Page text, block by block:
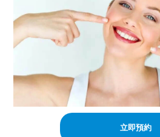
立即預約